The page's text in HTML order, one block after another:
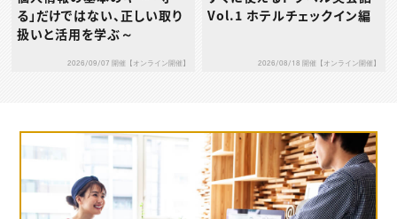
る」だけではない、正しい取り
扱いと活用を学ぶ～
2026/09/07 開催【オンライン開催】
Vol.1 ホテルチェックイン編
2026/08/18 開催【オンライン開催】